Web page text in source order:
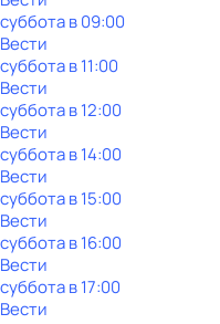
субботав09:00
Вести
субботав11:00
Вести
субботав12:00
Вести
субботав14:00
Вести
субботав15:00
Вести
субботав16:00
Вести
субботав17:00
Вести